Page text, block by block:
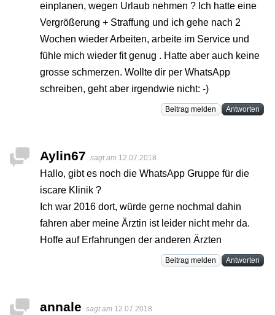
einplanen, wegen Urlaub nehmen ? Ich hatte eine
Vergrößerung + Straffung und ich gehe nach 2
Wochen wieder Arbeiten, arbeite im Service und
fühle mich wieder fit genug . Hatte aber auch keine
grosse schmerzen. Wollte dir per WhatsApp
schreiben, geht aber irgendwie nicht: -)
Beitrag melden Antworten
Aylin67 sagt am 12.07.2018
Hallo, gibt es noch die WhatsApp Gruppe für die
iscare Klinik ?
Ich war 2016 dort, würde gerne nochmal dahin
fahren aber meine Ärztin ist leider nicht mehr da.
Hoffe auf Erfahrungen der anderen Ärzten
Beitrag melden Antworten
annale sagt am 12.07.2018